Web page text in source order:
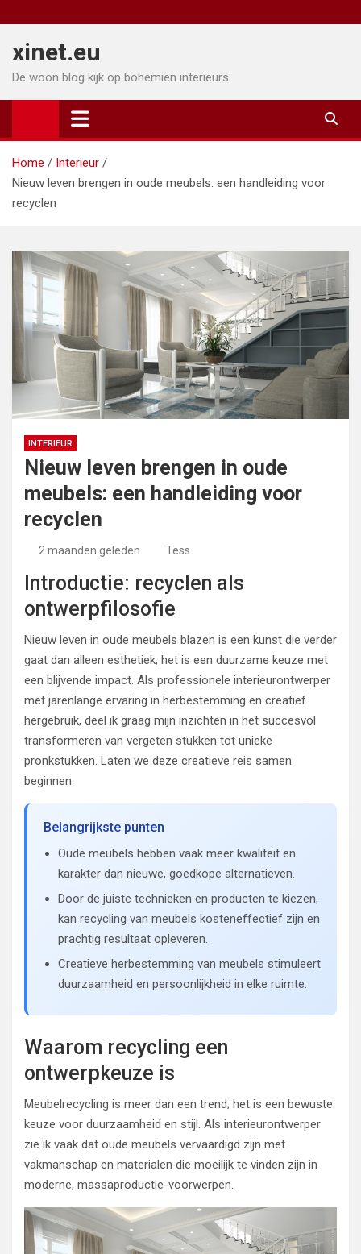
naar
inhoud
xinet.eu
De woon blog kijk op bohemien interieurs
Home
Interieur
Nieuw leven brengen in oude meubels: een handleiding voor
recyclen
INTERIEUR
Nieuw leven brengen in oude
meubels: een handleiding voor
recyclen
2 maanden geleden Tess
Introductie: recyclen als
ontwerpfilosofie
Nieuw leven in oude meubels blazen is een kunst die verder
gaat dan alleen esthetiek; het is een duurzame keuze met
een blijvende impact. Als professionele interieurontwerper
met jarenlange ervaring in herbestemming en creatief
hergebruik, deel ik graag mijn inzichten in het succesvol
transformeren van vergeten stukken tot unieke
pronkstukken. Laten we deze creatieve reis samen
beginnen.
Belangrijkste punten
Oude meubels hebben vaak meer kwaliteit en
karakter dan nieuwe, goedkope alternatieven.
Door de juiste technieken en producten te kiezen,
kan recycling van meubels kosteneffectief zijn en
prachtig resultaat opleveren.
Creatieve herbestemming van meubels stimuleert
duurzaamheid en persoonlijkheid in elke ruimte.
Waarom recycling een
ontwerpkeuze is
Meubelrecycling is meer dan een trend; het is een bewuste
keuze voor duurzaamheid en stijl. Als interieurontwerper
zie ik vaak dat oude meubels vervaardigd zijn met
vakmanschap en materialen die moeilijk te vinden zijn in
moderne, massaproductie-voorwerpen.